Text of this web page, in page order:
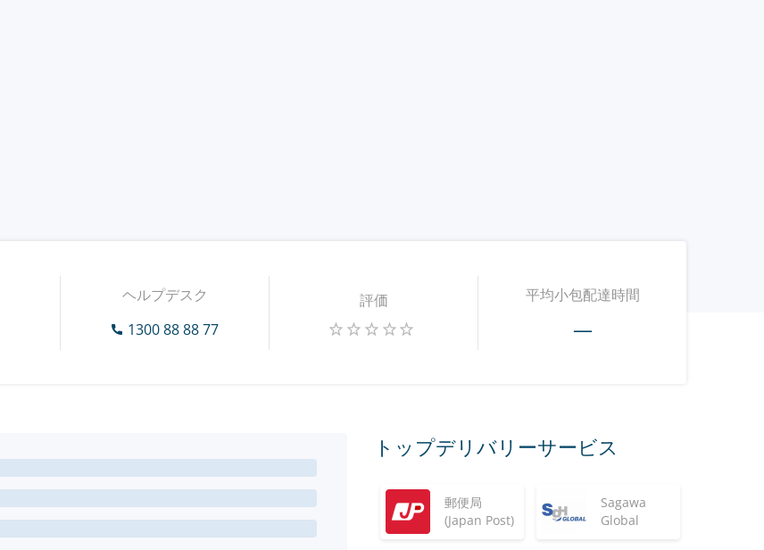
ヘルプデスク
1300 88 88 77
評価 平均小包配達時間
—
トップデリバリーサービス
郵便局
(Japan Post)
Sagawa
Global